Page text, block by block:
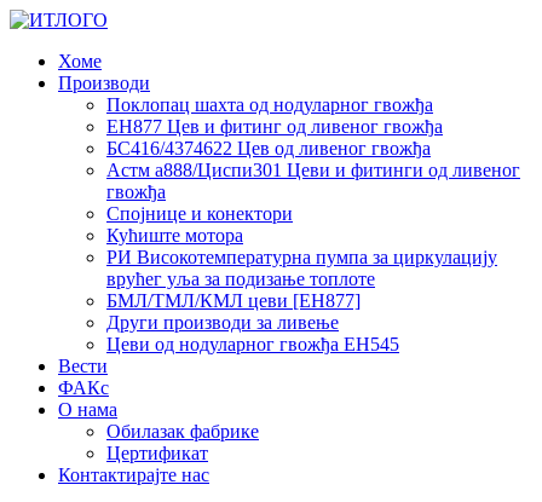
Хоме
Производи
Поклопац шахта од нодуларног гвожђа
ЕН877 Цев и фитинг од ливеног гвожђа
БС416/4374622 Цев од ливеног гвожђа
Астм а888/Циспи301 Цеви и фитинги од ливеног
гвожђа
Спојнице и конектори
Кућиште мотора
РИ Високотемпературна пумпа за циркулацију
врућег уља за подизање топлоте
БМЛ/ТМЛ/КМЛ цеви [ЕН877]
Други производи за ливење
Цеви од нодуларног гвожђа ЕН545
Вести
ФАКс
О нама
Обилазак фабрике
Цертификат
Контактирајте нас